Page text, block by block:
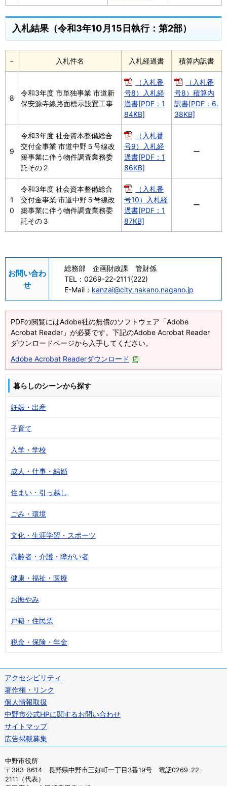
－ 入札件名 入札経過書 積算内訳書
入札結果（令和3年10月15日執行：第2部）
8
令和3年度 市単独事業 市道新
保安源寺線路面標示設置工事
（入札番
号8）入札経
過書[PDF：1
84KB]
（入札番
号8）積算内
訳書[PDF：6.
38KB]
9
令和3年度 社会資本整備総合
交付金事業 市道中野５号線改
築事業に伴う物件調査業務委
託その２
（入札番
号9）入札経
過書[PDF：1
86KB]
ー
1
0
令和3年度 社会資本整備総合
交付金事業 市道中野５号線改
築事業に伴う物件調査業務委
託その３
（入札番
号10）入札経
過書[PDF：1
87KB]
ー
お問い合わ
せ
総務部 企画財政課 管財係
TEL： 0269-22-2111(222)
E-Mail： kanzai@city.nakano.nagano.jp
PDFの閲覧にはAdobe社の無償のソフトウェア「Adobe
Acrobat Reader」が必要です。下記のAdobe Acrobat Reader
ダウンロードページから入手してください。
Adobe Acrobat Readerダウンロード
暮らしのシーンから探す
妊娠・出産
子育て
入学・学校
成人・仕事・結婚
住まい・引っ越し
ごみ・環境
文化・生涯学習・スポーツ
高齢者・介護・障がい者
健康・福祉・医療
お悔やみ
戸籍・住民票
税金・保険・年金
アクセシビリティ
著作権・リンク
個人情報取扱
中野市公式HPに関するお問い合わせ
サイトマップ
広告掲載募集
中野市役所
〒383-8614 長野県中野市三好町一丁目3番19号 電話0269-22-
2111（代表）